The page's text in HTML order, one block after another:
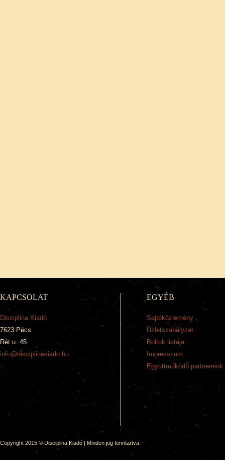
KAPCSOLAT
Disciplina Kiadó
7623 Pécs
Rét u. 45.
info@disciplinakiado.hu
EGYÉB
Sajtóközlemény
Üzletszabályzat
Boltok listája
Impresszum
Együttműködő partnereink
Copyright 2015 © Disciplina Kiadó | Minden jog fenntartva.